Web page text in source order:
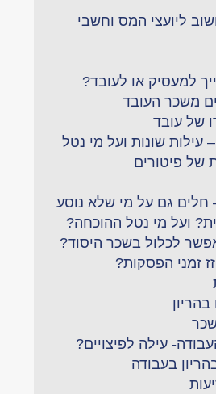
ליועצי המס וחשבי
למעסיק או לעובד?
משכר העובד
של עובד
עילות שונות ועל מי נטל
של פיטורים
חלים גם על מי שלא נוסע
ועל מי נטל ההוכחה?
לכלול בשכר היסוד?
זמני הפסקות?
שכר
עילה לפיצויים?
בעבודה